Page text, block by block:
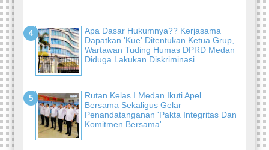
Apa Dasar Hukumnya?? Kerjasama
Dapatkan 'Kue' Ditentukan Ketua Grup,
Wartawan Tuding Humas DPRD Medan
Diduga Lakukan Diskriminasi
Rutan Kelas I Medan Ikuti Apel
Bersama Sekaligus Gelar
Penandatanganan 'Pakta Integritas Dan
Komitmen Bersama'